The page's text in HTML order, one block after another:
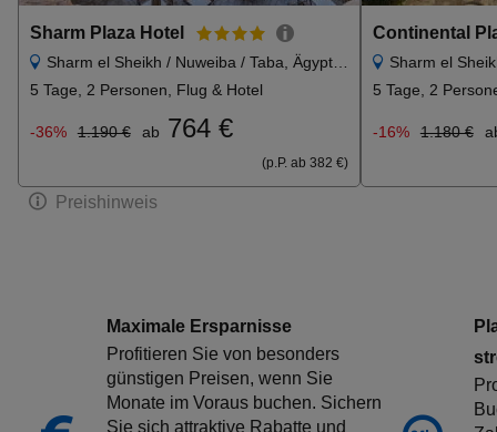
Sharm Plaza Hotel
Sharm el Sheikh / Nuweiba / Taba, Ägypten
5 Tage, 2 Personen, Flug & Hotel
-36% 1.190 € ab 764 €
(p.P. ab 382 €)
Sharm el
5 Tage, 2
-16% 1.180 €
Preishinweis
Maximale Ersparnisse
Profitieren Sie von besonders
günstigen Preisen, wenn Sie
Monate im Voraus buchen. Sichern
Sie sich attraktive Rabatte und